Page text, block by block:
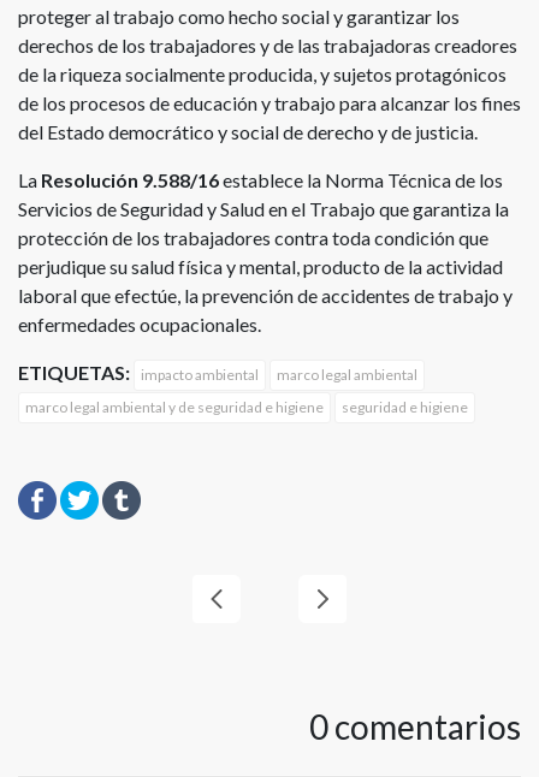
proteger al trabajo como hecho social y garantizar los
derechos de los trabajadores y de las trabajadoras creadores
de la riqueza socialmente producida, y sujetos protagónicos
de los procesos de educación y trabajo para alcanzar los fines
del Estado democrático y social de derecho y de justicia.
La Resolución 9.588/16establece la Norma Técnica de los
Servicios de Seguridad y Salud en el Trabajo que garantiza la
protección de los trabajadores contra toda condición que
perjudique su salud física y mental, producto de la actividad
laboral que efectúe, la prevención de accidentes de trabajo y
enfermedades ocupacionales.
ETIQUETAS: impacto ambiental
marco legal ambiental
marco legal ambiental y de seguridad e higiene
seguridad e higiene
0comentarios